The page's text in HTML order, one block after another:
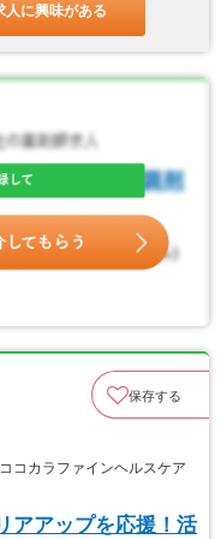
人に興味がある
保存する
コカラファインヘルスケア
アアップを応援！活